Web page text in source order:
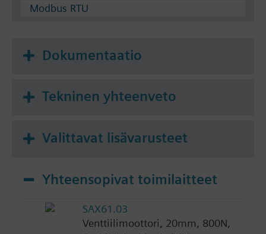
Modbus RTU
Dokumentaatio
Tekninen yhteenveto
Valittavat lisävarusteet
Yhteensopivat toimilaitteet
SAX61.03
Venttiilimoottori, 20mm, 800N,